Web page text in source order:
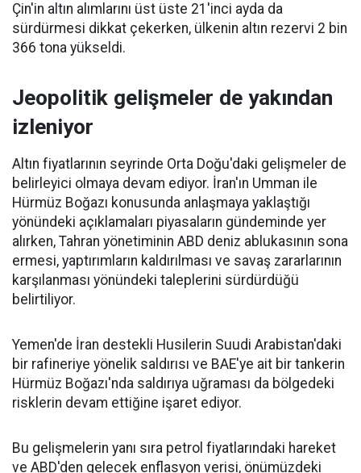
Çin'in altın alımlarını üst üste 21'inci ayda da
sürdürmesi dikkat çekerken, ülkenin altın rezervi 2 bin
366 tona yükseldi.
Jeopolitik gelişmeler de yakından
izleniyor
Altın fiyatlarının seyrinde Orta Doğu'daki gelişmeler de
belirleyici olmaya devam ediyor. İran'ın Umman ile
Hürmüz Boğazı konusunda anlaşmaya yaklaştığı
yönündeki açıklamaları piyasaların gündeminde yer
alırken, Tahran yönetiminin ABD deniz ablukasının sona
ermesi, yaptırımların kaldırılması ve savaş zararlarının
karşılanması yönündeki taleplerini sürdürdüğü
belirtiliyor.
Yemen'de İran destekli Husilerin Suudi Arabistan'daki
bir rafineriye yönelik saldırısı ve BAE'ye ait bir tankerin
Hürmüz Boğazı'nda saldırıya uğraması da bölgedeki
risklerin devam ettiğine işaret ediyor.
Bu gelişmelerin yanı sıra petrol fiyatlarındaki hareket
ve ABD'den gelecek enflasyon verisi, önümüzdeki